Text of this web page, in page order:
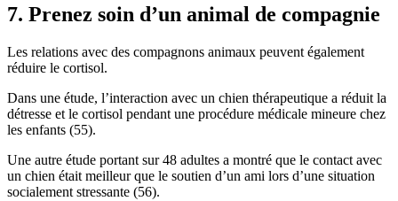
7. Prenez soin d’un animal de compagnie
Les relations avec des compagnons animaux peuvent également
réduire le cortisol.
Dans une étude, l’interaction avec un chien thérapeutique a réduit la
détresse et le cortisol pendant une procédure médicale mineure chez
les enfants (55).
Une autre étude portant sur 48 adultes a montré que le contact avec
un chien était meilleur que le soutien d’un ami lors d’une situation
socialement stressante (56).